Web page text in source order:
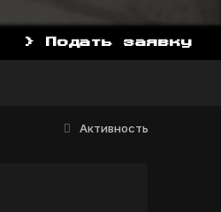
ИГРАТЬ СЕЙЧАС
> Подать заявку
Активность